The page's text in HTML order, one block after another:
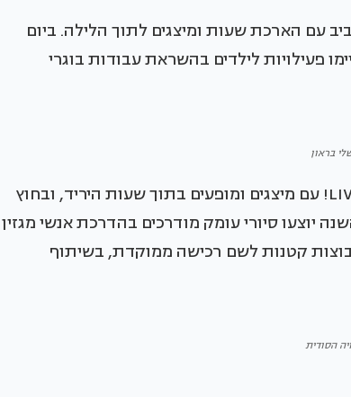
תל אביב עם הארכת שעות ומיצגים לתוך הלילה. ביום
יתקיימו פעילויות לילדים בהשראת עבודות בוגרי
בראון
לאורך כל הימים תפעל רצועת הפרפורמנס צבע טרי LIVE! עם מיצגים ומופעים בתוך שעות היריד, ובחוץ
יוצעו סיורי עומק מודרכים בהדרכת אנשי מגזין
קטנות לשם רכישה ממוקדת, בשיתוף
הסודית